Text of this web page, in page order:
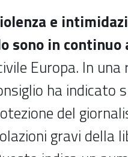
e
sono in continuo
Europa. In
ha indicato
del
gravi della